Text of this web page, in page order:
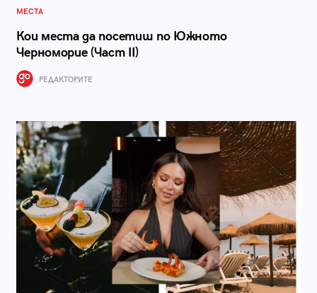
МЕСТА
Кои места да посетиш по Южното
Черноморие (Част II)
РЕДАКТОРИТЕ